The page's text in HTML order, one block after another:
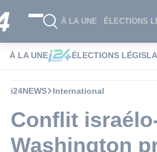
À LA UNE ÉLECTIONS
À LA UNE ÉLECTIONS
i24NEWS International
Conflit
Washington